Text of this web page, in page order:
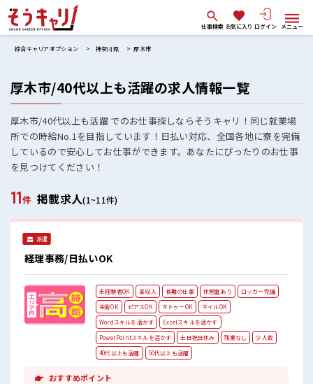
仕事検索 お気に入り ログイン メニュー
綜合キャリアオプション 神奈川県 厚木市
厚木市/40代以上も活躍の求人情報一覧
厚木市/40代以上も活躍 でのお仕事探しならそうキャリ！同じ就業場
所での時給No.1を目指しています！日払い対応、全国各地に寮を完備
しているので安心してお仕事ができます。あなたにぴったりのお仕事
を見つけてください！
11件 掲載求人(1~11件)
派遣
経理事務/日払いOK
未経験者OK 高収入 長期の仕事 休憩室あり
ロッカー完備
染髪OK
ピアスOK タトゥーOK
ネイルOK
Wordスキルを活かす
Excelスキルを活かす
PowerPointスキルを活かす
土日祝日休み 残業なし
少人数
40代以上も活躍
50代以上も活躍
おすすめポイント